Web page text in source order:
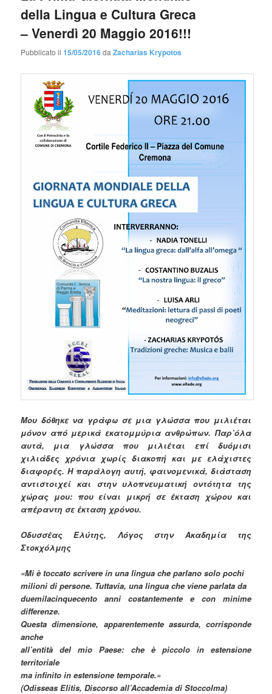
della Lingua e Cultura Greca
– Venerdì 20 Maggio 2016!!!
Pubblicato il15/05/2016daZacharias Krypotos
Μου δόθηκε να γράφω σε μια γλώσσα που μιλιέται
μόνον από μερικά εκατομμύρια ανθρώπων. Παρ’όλα
αυτά, μια γλώσσα που μιλιέται επί δυόμισι
χιλιάδες χρόνια χωρίς διακοπή και με ελάχιστες
διαφορές. Η παράλογη αυτή, φαινομενικά, διάσταση
αντιστοιχεί και στην υλοπνευματική οντότητα της
χώρας μου: που είναι μικρή σε έκταση χώρου και
απέραντη σε έκταση χρόνου.
Οδυσσέας Ελύτης, Λόγος στην Ακαδημία της
Στοκχόλμης
«Mi è toccato scrivere in una lingua che parlano solo pochi
milioni di persone. Tuttavia, una lingua che viene parlata da
duemilacinquecento anni costantemente e con minime
differenze.
Questa dimensione, apparentemente assurda, corrisponde
anche
all’entità del mio Paese: che è piccolo in estensione
territoriale
ma infinito in estensione temporale.»
(Odisseas Elitis, Discorso all’Accademia di Stoccolma)